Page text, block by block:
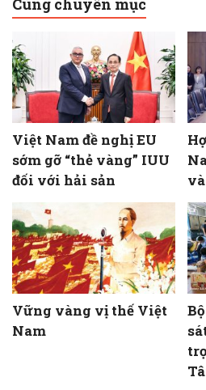
Cùng chuyên mục
Việt Nam đề nghị EU
sớm gỡ “thẻ vàng” IUU
đối với hải sản
Vững vàng vị thế Việt
Nam